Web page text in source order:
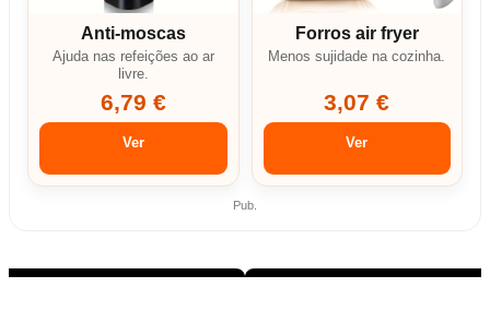
Anti-moscas
Ajuda nas refeições ao ar
livre.
6,79 €
Ver
Forros air fryer
Menos sujidade na cozinha.
3,07 €
Ver
Pub.